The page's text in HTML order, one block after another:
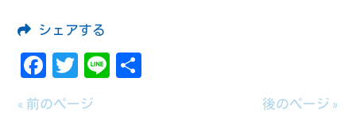
シェアする
Facebook
Twitter
Line
« 前のページ 後のページ »